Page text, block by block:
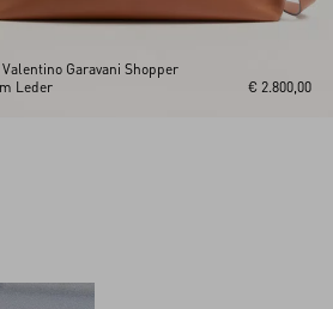
Garavani Shopper
Leder
€ 2.800,00